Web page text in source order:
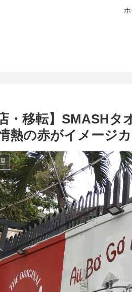
店・移転】SMASH
熱の赤がイメージ